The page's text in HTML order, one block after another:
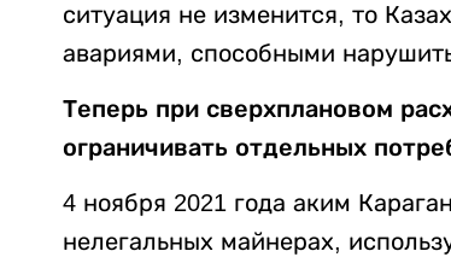
ситуация не изменится, то
авариями, способными
Теперь при сверхплановом
ограничивать отдельных
4 ноября 2021 года аким
нелегальных майнерах,